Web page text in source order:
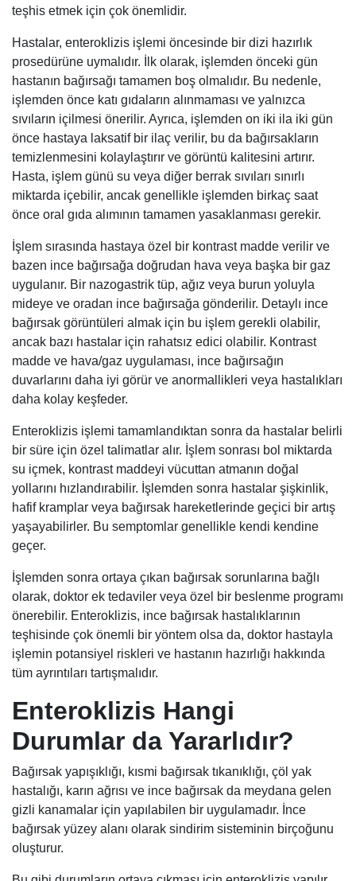
teşhis etmek için çok önemlidir.
Hastalar, enteroklizis işlemi öncesinde bir dizi hazırlık
prosedürüne uymalıdır. İlk olarak, işlemden önceki gün
hastanın bağırsağı tamamen boş olmalıdır. Bu nedenle,
işlemden önce katı gıdaların alınmaması ve yalnızca
sıvıların içilmesi önerilir. Ayrıca, işlemden on iki ila iki gün
önce hastaya laksatif bir ilaç verilir, bu da bağırsakların
temizlenmesini kolaylaştırır ve görüntü kalitesini artırır.
Hasta, işlem günü su veya diğer berrak sıvıları sınırlı
miktarda içebilir, ancak genellikle işlemden birkaç saat
önce oral gıda alımının tamamen yasaklanması gerekir.
İşlem sırasında hastaya özel bir kontrast madde verilir ve
bazen ince bağırsağa doğrudan hava veya başka bir gaz
uygulanır. Bir nazogastrik tüp, ağız veya burun yoluyla
mideye ve oradan ince bağırsağa gönderilir. Detaylı ince
bağırsak görüntüleri almak için bu işlem gerekli olabilir,
ancak bazı hastalar için rahatsız edici olabilir. Kontrast
madde ve hava/gaz uygulaması, ince bağırsağın
duvarlarını daha iyi görür ve anormallikleri veya hastalıkları
daha kolay keşfeder.
Enteroklizis işlemi tamamlandıktan sonra da hastalar belirli
bir süre için özel talimatlar alır. İşlem sonrası bol miktarda
su içmek, kontrast maddeyi vücuttan atmanın doğal
yollarını hızlandırabilir. İşlemden sonra hastalar şişkinlik,
hafif kramplar veya bağırsak hareketlerinde geçici bir artış
yaşayabilirler. Bu semptomlar genellikle kendi kendine
geçer.
İşlemden sonra ortaya çıkan bağırsak sorunlarına bağlı
olarak, doktor ek tedaviler veya özel bir beslenme programı
önerebilir. Enteroklizis, ince bağırsak hastalıklarının
teşhisinde çok önemli bir yöntem olsa da, doktor hastayla
işlemin potansiyel riskleri ve hastanın hazırlığı hakkında
tüm ayrıntıları tartışmalıdır.
Enteroklizis Hangi
Durumlar da Yararlıdır?
Bağırsak yapışıklığı, kısmi bağırsak tıkanıklığı, çöl yak
hastalığı, karın ağrısı ve ince bağırsak da meydana gelen
gizli kanamalar için yapılabilen bir uygulamadır. İnce
bağırsak yüzey alanı olarak sindirim sisteminin birçoğunu
oluşturur.